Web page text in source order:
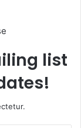
list